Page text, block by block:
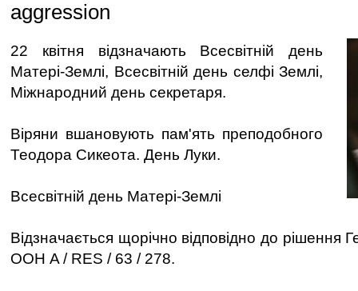
aggression
22 квітня відзначають Всесвітній день
Матері-Землі, Всесвітній день селфі Землі,
Міжнародний день секретаря.
Віряни вшановують пам'ять преподобного
Теодора Сикеота. День Луки.
Всесвітній день Матері-Землі
Відзначається щорічно відповідно до рішення
ООН A / RES / 63 / 278.